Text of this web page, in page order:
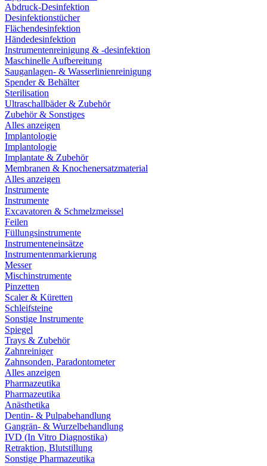
Abdruck-Desinfektion
Desinfektionstücher
Flächendesinfektion
Händedesinfektion
Instrumentenreinigung & -desinfektion
Maschinelle Aufbereitung
Sauganlagen- & Wasserlinienreinigung
Spender & Behälter
Sterilisation
Ultraschallbäder & Zubehör
Zubehör & Sonstiges
Alles anzeigen
Implantologie
Implantologie
Implantate & Zubehör
Membranen & Knochenersatzmaterial
Alles anzeigen
Instrumente
Instrumente
Excavatoren & Schmelzmeissel
Feilen
Füllungsinstrumente
Instrumenteneinsätze
Instrumentenmarkierung
Messer
Mischinstrumente
Pinzetten
Scaler & Küretten
Schleifsteine
Sonstige Instrumente
Spiegel
Trays & Zubehör
Zahnreiniger
Zahnsonden, Paradontometer
Alles anzeigen
Pharmazeutika
Pharmazeutika
Anästhetika
Dentin- & Pulpabehandlung
Gangrän- & Wurzelbehandlung
IVD (In Vitro Diagnostika)
Retraktion, Blutstillung
Sonstige Pharmazeutika